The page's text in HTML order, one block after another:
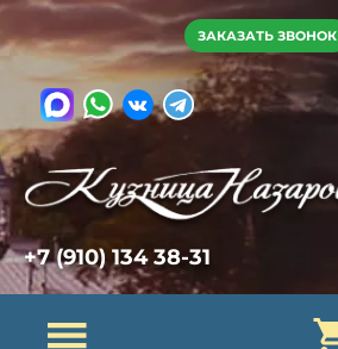
ЗАКАЗАТЬ ЗВОНОК
+7 (910) 134 38-31